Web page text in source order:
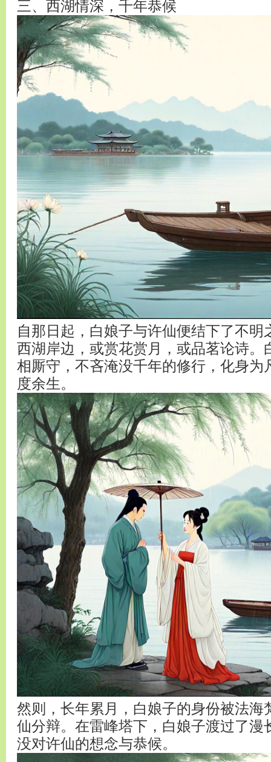
三、西湖情深，千年恭候
自那日起，白娘子与许仙便结下了不明
西湖岸边，或赏花赏月，或品茗论诗。
相厮守，不吝淹没千年的修行，化身为
度余生。
然则，长年累月，白娘子的身份被法海
仙分辩。在雷峰塔下，白娘子渡过了漫
没对许仙的想念与恭候。